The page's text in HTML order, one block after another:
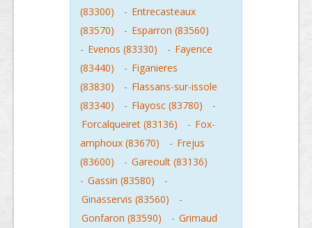
(83300)
- Entrecasteaux
(83570)
- Esparron (83560)
- Evenos (83330) - Fayence
(83440)
- Figanieres
(83830)
- Flassans-sur-issole
(83340)
- Flayosc (83780)
-
Forcalqueiret (83136)
- Fox-
amphoux (83670)
- Frejus
(83600)
- Gareoult (83136)
- Gassin (83580)
-
Ginasservis (83560)
-
Gonfaron (83590)
- Grimaud